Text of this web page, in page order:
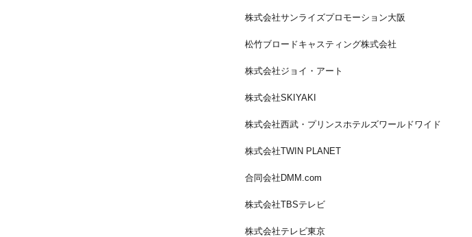
株式会社サンライズプロモーション大阪
松竹ブロードキャスティング株式会社
株式会社ジョイ・アート
株式会社SKIYAKI
株式会社西武・プリンスホテルズワールドワイド
株式会社TWIN PLANET
合同会社DMM.com
株式会社TBSテレビ
株式会社テレビ東京